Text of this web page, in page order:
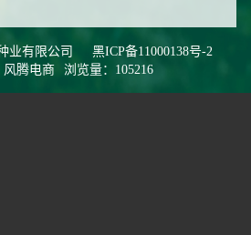
业有限公司
黑ICP备11000138号-2
风腾电商
浏览量：105216